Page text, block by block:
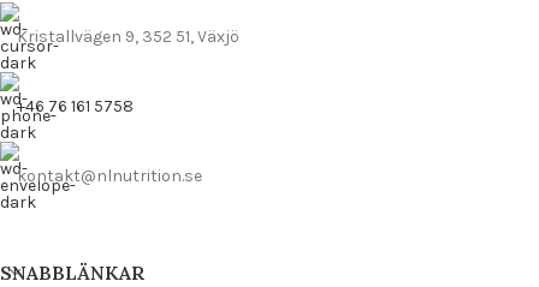
Kristallvägen 9, 352 51, Växjö
+46 76 161 5758
kontakt@nlnutrition.se
SNABBLÄNKAR